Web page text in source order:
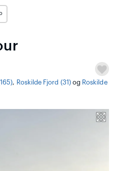
, Roskilde Fjord (31)og Roskilde